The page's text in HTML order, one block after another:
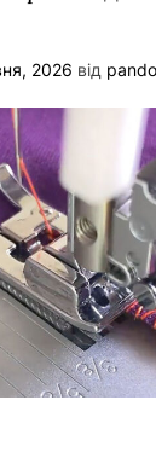
2026 від